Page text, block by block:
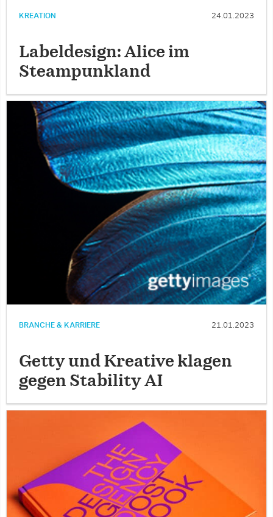
KREATION 24.01.2023
Labeldesign: Alice im
Steampunkland
BRANCHE & KARRIERE 21.01.2023
Getty und Kreative klagen
gegen Stability AI